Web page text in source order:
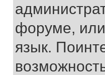
форуме,
язык.